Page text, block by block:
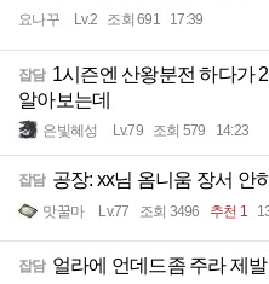
요나꾸 Lv.2 조회 691 17:39
잡담 1시즌엔 산왕분전 하다가
알아보는데
은빛혜성 Lv.79 조회 579 14:23
잡담 공장: xx님 옴니움 장서 안
맛꿀마 Lv.77 조회 3496 추천 1
잡담 얼라에 언데드좀 주라 제발